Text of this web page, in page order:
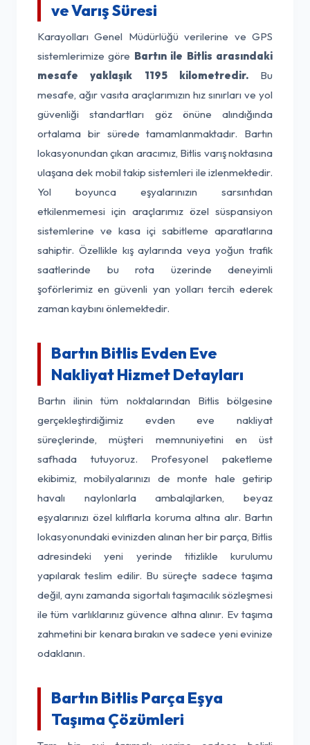
ve Varış Süresi
Karayolları Genel Müdürlüğü verilerine ve GPS
sistemlerimize göre Bartın ile Bitlis arasındaki
mesafe yaklaşık 1195 kilometredir.Bu
mesafe, ağır vasıta araçlarımızın hız sınırları ve yol
güvenliği standartları göz önüne alındığında
ortalama bir sürede tamamlanmaktadır. Bartın
lokasyonundan çıkan aracımız, Bitlis varış noktasına
ulaşana dek mobil takip sistemleri ile izlenmektedir.
Yol boyunca eşyalarınızın sarsıntıdan
etkilenmemesi için araçlarımız özel süspansiyon
sistemlerine ve kasa içi sabitleme aparatlarına
sahiptir. Özellikle kış aylarında veya yoğun trafik
saatlerinde bu rota üzerinde deneyimli
şoförlerimiz en güvenli yan yolları tercih ederek
zaman kaybını önlemektedir.
Bartın Bitlis Evden Eve
Nakliyat Hizmet Detayları
Bartın ilinin tüm noktalarından Bitlis bölgesine
gerçekleştirdiğimiz evden eve nakliyat
süreçlerinde, müşteri memnuniyetini en üst
safhada tutuyoruz. Profesyonel paketleme
ekibimiz, mobilyalarınızı de monte hale getirip
havalı naylonlarla ambalajlarken, beyaz
eşyalarınızı özel kılıflarla koruma altına alır. Bartın
lokasyonundaki evinizden alınan her bir parça, Bitlis
adresindeki yeni yerinde titizlikle kurulumu
yapılarak teslim edilir. Bu süreçte sadece taşıma
değil, aynı zamanda sigortalı taşımacılık sözleşmesi
ile tüm varlıklarınız güvence altına alınır. Ev taşıma
zahmetini bir kenara bırakın ve sadece yeni evinize
odaklanın.
Bartın Bitlis Parça Eşya
Taşıma Çözümleri